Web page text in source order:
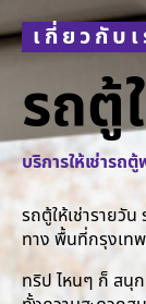
เกี่ยวกับเ
รถตู้
บริการให้เช่ารถ
รถตู้ให้เช่ารายวั
ทาง พื้นที่กรุงเท
ทริป ไหนๆ ก็ สนุก